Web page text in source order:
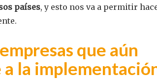
países, y esto nos va a permitir
que aún
la